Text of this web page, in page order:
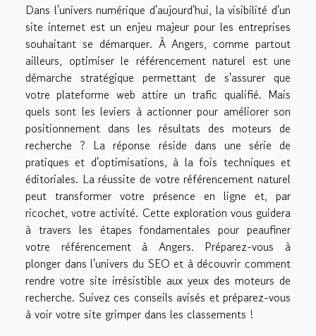
Dans l'univers numérique d'aujourd'hui, la visibilité d'un
site internet est un enjeu majeur pour les entreprises
souhaitant se démarquer. À Angers, comme partout
ailleurs, optimiser le référencement naturel est une
démarche stratégique permettant de s'assurer que
votre plateforme web attire un trafic qualifié. Mais
quels sont les leviers à actionner pour améliorer son
positionnement dans les résultats des moteurs de
recherche ? La réponse réside dans une série de
pratiques et d'optimisations, à la fois techniques et
éditoriales. La réussite de votre référencement naturel
peut transformer votre présence en ligne et, par
ricochet, votre activité. Cette exploration vous guidera
à travers les étapes fondamentales pour peaufiner
votre référencement à Angers. Préparez-vous à
plonger dans l'univers du SEO et à découvrir comment
rendre votre site irrésistible aux yeux des moteurs de
recherche. Suivez ces conseils avisés et préparez-vous
à voir votre site grimper dans les classements !